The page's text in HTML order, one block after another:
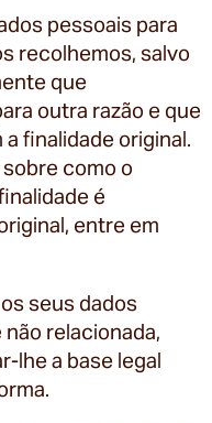
pessoais para
recolhemos, salvo
que
outra razão e que
finalidade original.
como o
é
entre em
seus dados
relacionada,
lhe a base legal